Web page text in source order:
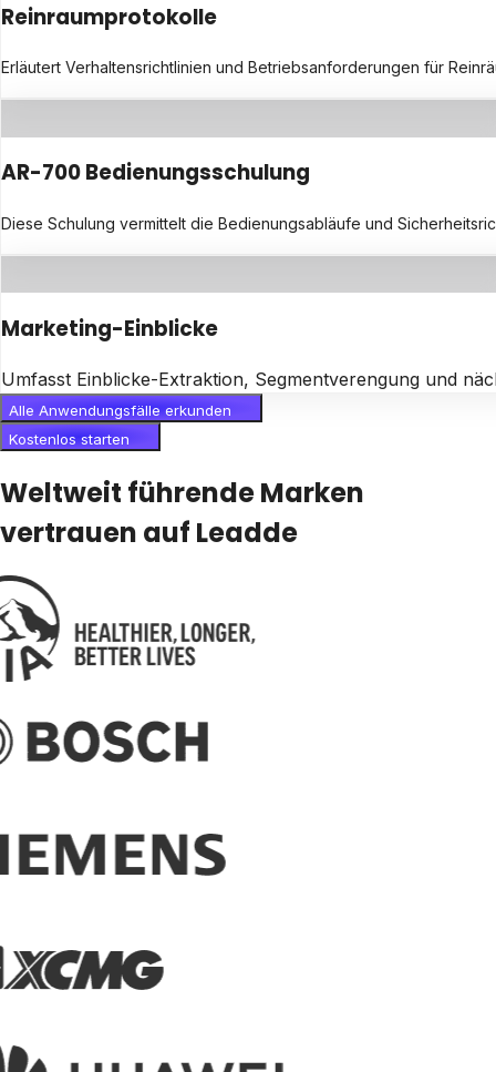
Reinraumprotokolle
Erläutert Verhaltensrichtlinien und Betriebsanforderungen für
AR-700 Bedienungsschulung
Diese Schulung vermittelt die Bedienungsabläufe und
Marketing-Einblicke
Umfasst Einblicke-Extraktion, Segmentverengung und
Alle Anwendungsfälle erkunden
Kostenlos starten
Weltweit führende Marken
vertrauen auf Leadde